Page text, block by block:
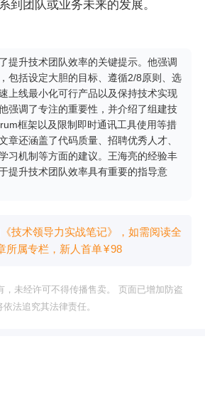
到团队或业务未来的发展。
提升技术团队效率的关键提示。他强调
包括设定大胆的目标、遵循2/8原则、选
上线最小化可行产品以及保持技术实现
强调了专注的重要性，并介绍了组建技
框架以及限制即时通讯工具使用等措
章还涵盖了代码质量、招聘优秀人才、
习机制等方面的建议。王海亮的经验丰
提升技术团队效率具有重要的指导意
技术领导力实战笔记》，如需阅读全
所属专栏 ，新⼈⾸单¥98
，未经许可不得传播售卖。 页面已增加防盗
法追究其法律责任。